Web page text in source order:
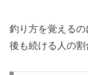
釣り方を覚える
後も続ける人の割